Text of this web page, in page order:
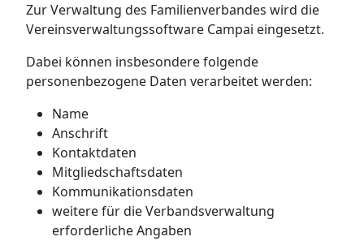
Zur Verwaltung des Familienverbandes wird die
Vereinsverwaltungssoftware Campai eingesetzt.
Dabei können insbesondere folgende
personenbezogene Daten verarbeitet werden:
Name
Anschrift
Kontaktdaten
Mitgliedschaftsdaten
Kommunikationsdaten
weitere für die Verbandsverwaltung
erforderliche Angaben